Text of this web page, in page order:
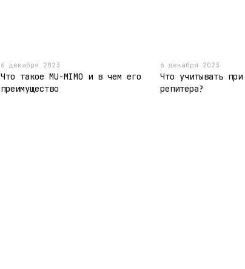
6 декабря 2023
Что такое MU-MIMO и в чем его
преимущество
6 декабря 2023
Что учитывать при
репитера?